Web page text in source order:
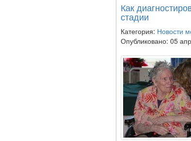
Как
стадии
Категория: Новости
Опубликовано: 05